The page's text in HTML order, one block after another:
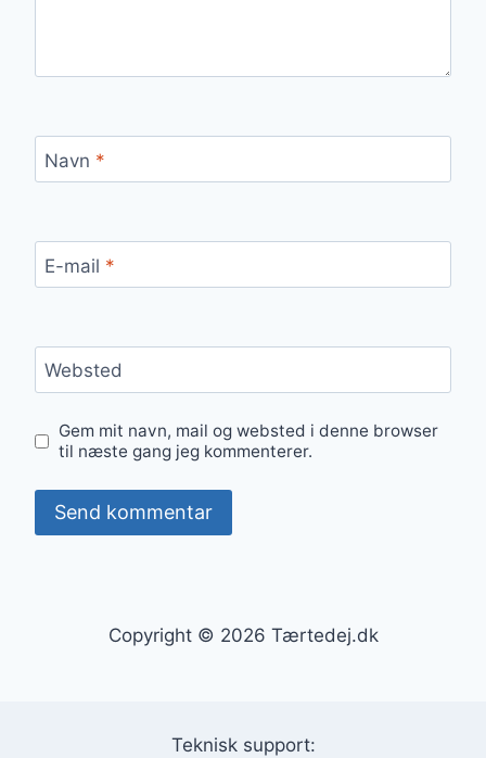
Navn *
E-mail *
Websted
Gem mit navn, mail og websted i denne browser
til næste gang jeg kommenterer.
Copyright © 2026 Tærtedej.dk
Teknisk support: